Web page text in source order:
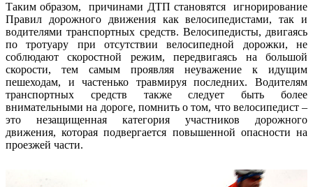
Таким образом, причинами ДТП становятся игнорирование
Правил дорожного движения как велосипедистами, так и
водителями транспортных средств. Велосипедисты, двигаясь
по тротуару при отсутствии велосипедной дорожки, не
соблюдают скоростной режим, передвигаясь на большой
скорости, тем самым проявляя неуважение к идущим
пешеходам, и частенько травмируя последних. Водителям
транспортных средств также следует быть более
внимательными на дороге, помнить о том, что велосипедист –
это незащищенная категория участников дорожного
движения, которая подвергается повышенной опасности на
проезжей части.